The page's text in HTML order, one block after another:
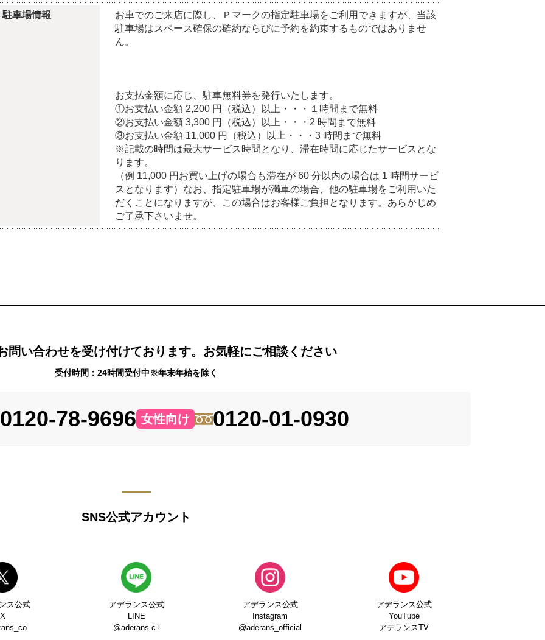
駐車場情報
お車でのご来店に際し、Ｐマークの指定駐車場をご利用できますが、当該
駐車場はスペース確保の確約ならびに予約を約束するものではありませ
ん。
お支払金額に応じ、駐車無料券を発行いたします。
①お支払い金額 2,200 円（税込）以上・・・１時間まで無料
②お支払い金額 3,300 円（税込）以上・・・2 時間まで無料
③お支払い金額 11,000 円（税込）以上・・・3 時間まで無料
※記載の時間は最大サービス時間となり、滞在時間に応じたサービスとな
ります。
（例 11,000 円お買い上げの場合も滞在が 60 分以内の場合は 1 時間サービ
スとなります）なお、指定駐車場が満車の場合、他の駐車場をご利用いた
だくことになりますが、この場合はお客様ご負担となります。あらかじめ
ご了承下さいませ。
問い合わせを受け付けております。お気軽にご相談ください
受付時間：24時間受付中※年末年始を除く
0120-78-9696 女性向け 0120-01-0930
SNS公式アカウント
ス公式
X
アデランス公式
LINE
@aderans.c.l
アデランス公式
Instagram
@aderans_official
アデランス公式
YouTube
アデランスTV